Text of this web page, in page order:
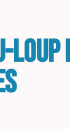
Loup